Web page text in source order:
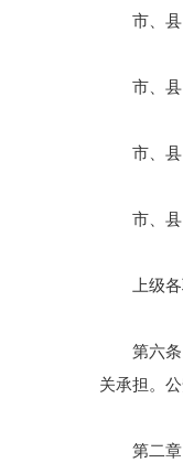
市、县（
市、县（
市、县（
市、县（
上级各职
第六条
关承担。
第二章